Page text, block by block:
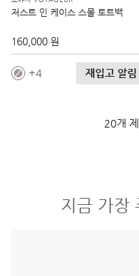
저스트 인 케이스 스몰 토트백
160,000 원
4 재입고 알림
20개
지금 가장